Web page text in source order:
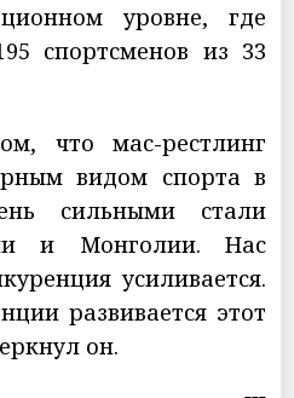
уровне, где
спортсменов из 33
что мас-рестлинг
видом спорта в
сильными стали
и Монголии. Нас
усиливается.
развивается этот
он.